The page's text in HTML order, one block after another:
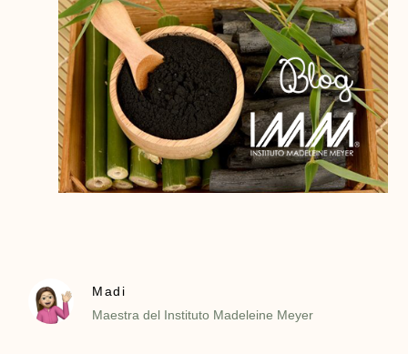
Madi
Maestra del Instituto Madeleine Meyer